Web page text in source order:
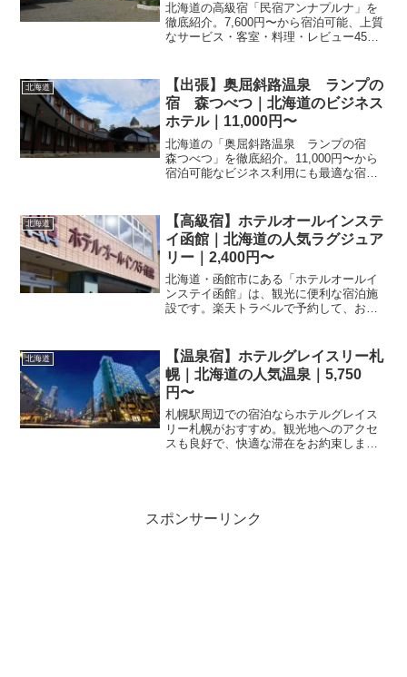
北海道の高級宿「民宿アンナプルナ」を
徹底紹介。7,600円〜から宿泊可能、上質
なサービス・客室・料理・レビュー45件
北海道
【出張】奥屈斜路温泉 ランプの
宿 森つべつ｜北海道のビジネス
ホテル｜11,000円〜
北海道の「奥屈斜路温泉 ランプの宿
森つべつ」を徹底紹介。11,000円〜から
宿泊可能なビジネス利用にも最適な宿。
北海道
【高級宿】ホテルオールインステ
イ函館｜北海道の人気ラグジュア
リー｜2,400円〜
北海道・函館市にある「ホテルオールイ
ンステイ函館」は、観光に便利な宿泊施
設です。楽天トラベルで予約して、お得
認いただけます。
北海道
【温泉宿】ホテルグレイスリー札
幌｜北海道の人気温泉｜5,750
円〜
札幌駅周辺での宿泊ならホテルグレイス
リー札幌がおすすめ。観光地へのアクセ
スも良好で、快適な滞在をお約束しま
スポンサーリンク